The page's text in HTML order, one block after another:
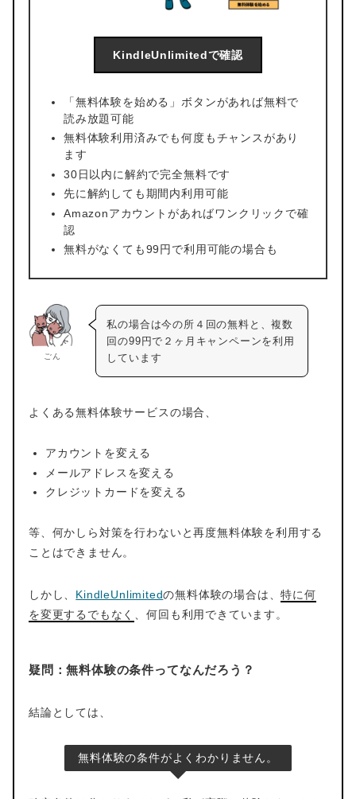
KindleUnlimitedで確認
「無料体験を始める」ボタンがあれば無料で
読み放題可能
無料体験利用済みでも何度もチャンスがあり
ます
30日以内に解約で完全無料です
先に解約しても期間内利用可能
Amazonアカウントがあればワンクリックで確
認
無料がなくても99円で利用可能の場合も
ごん
私の場合は今の所４回の無料と、複数
回の99円で２ヶ月キャンペーンを利用
しています
よくある無料体験サービスの場合、
アカウントを変える
メールアドレスを変える
クレジットカードを変える
等、何かしら対策を行わないと再度無料体験を利用する
ことはできません。
しかし、 KindleUnlimitedの無料体験の場合は、特に何
を変更するでもなく
、何回も利用できています。
疑問：無料体験の条件ってなんだろう？
結論としては、
無料体験の条件がよくわかりません。